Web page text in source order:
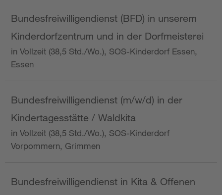
Bundesfreiwilligendienst (BFD) in unserem
Kinderdorfzentrum und in der Dorfmeisterei
in Vollzeit (38,5 Std./Wo.), SOS-Kinderdorf Essen,
Essen
Bundesfreiwilligendienst (m/w/d) in der
Kindertagesstätte / Waldkita
in Vollzeit (38,5 Std./Wo.), SOS-Kinderdorf
Vorpommern, Grimmen
Bundesfreiwilligendienst in Kita & Offenen